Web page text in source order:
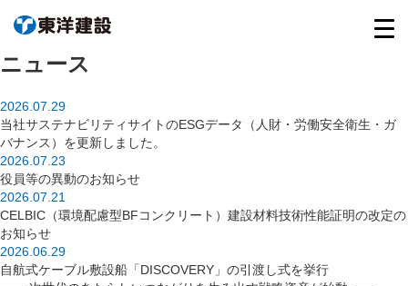
ニュース
2026.07.29
当社サステナビリティサイトのESGデータ（人財・労働安全衛生・ガ
バナンス）を更新しました。
2026.07.23
役員等の異動のお知らせ
2026.07.21
CELBIC（環境配慮型BFコンクリート）建設材料技術性能証明の改定の
お知らせ
2026.06.29
自航式ケーブル敷設船「DISCOVERY」の引渡し式を挙行